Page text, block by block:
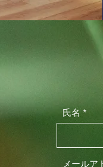
氏名
メールア